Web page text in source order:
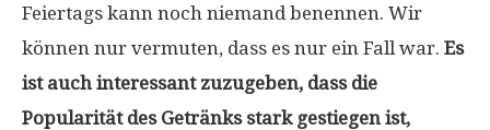
Feiertags kann noch niemand benennen. Wir
können nur vermuten, dass es nur ein Fall war. Es
ist auch interessant zuzugeben, dass die
Popularität des Getränks stark gestiegen ist,